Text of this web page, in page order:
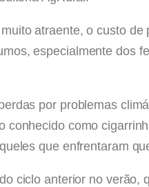
atraente, o custo
especialmente dos
por problemas
conhecido como
que enfrentaram
ciclo anterior no